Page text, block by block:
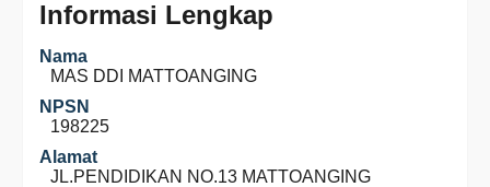
Informasi Lengkap
Nama
MAS DDI MATTOANGING
NPSN
198225
Alamat
JL.PENDIDIKAN NO.13 MATTOANGING